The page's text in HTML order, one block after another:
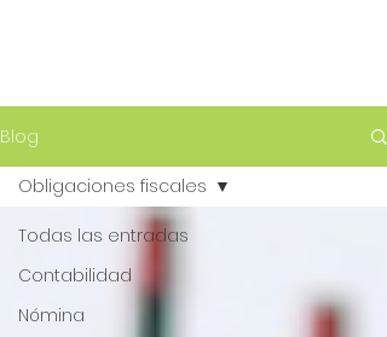
Blog
Todas las entradas
Contabilidad
Nómina
Obligaciones fiscales